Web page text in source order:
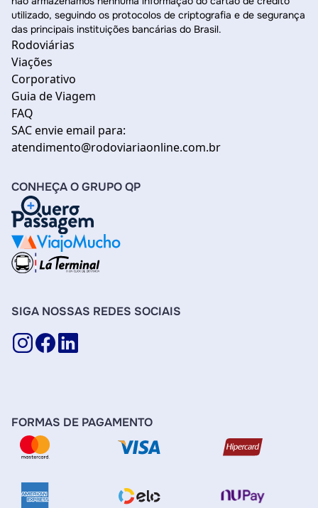
utilizado, seguindo os protocolos de criptografia e de segurança
das principais instituições bancárias do Brasil.
Rodoviárias
Viações
Corporativo
Guia de Viagem
FAQ
SAC envie email para:
atendimento@rodoviariaonline.com.br
CONHEÇA O GRUPO QP
SIGA NOSSAS REDES SOCIAIS
FORMAS DE PAGAMENTO